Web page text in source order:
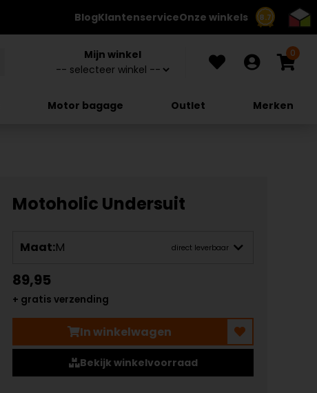
8.7
BlogKlantenserviceOnze winkels
Mijn winkel 0
Motor bagage Outlet Merken
Motoholic Undersuit
Maat:M direct leverbaar
89,95
+ gratis verzending
In winkelwagen
Bekijk winkelvoorraad